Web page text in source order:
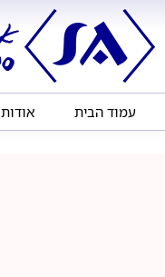
עמוד הבית אודות